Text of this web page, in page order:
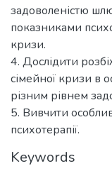
задоволеністю
показниками
кризи.
4. Дослідити
сімейної кризи в
різним рівнем
5. Вивчити
психотерапії.
Keywords